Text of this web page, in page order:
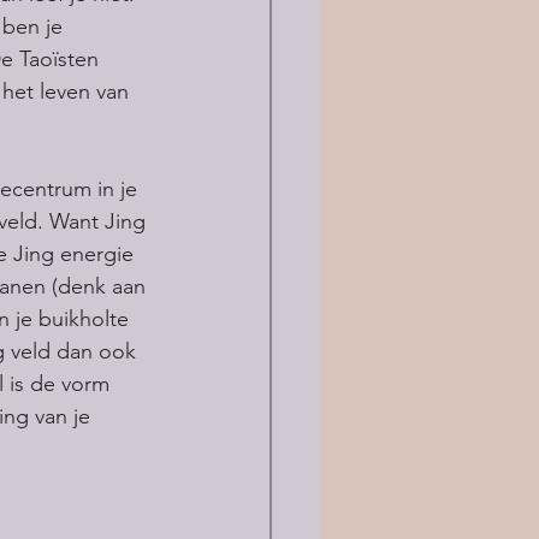
je
Taoïsten
leven van
in je
Want Jing
Jing energie
(denk aan
je buikholte
veld dan ook
is de vorm
van je